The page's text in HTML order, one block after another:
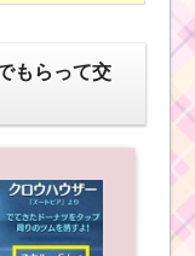
もらって交